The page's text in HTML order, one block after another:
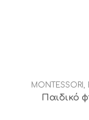
MONTESSORI ,
Παιδικό